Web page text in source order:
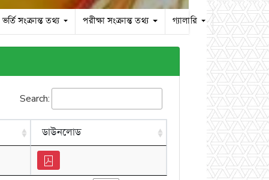
ভর্তি সংক্রান্ত তথ্য পরীক্ষা সংক্রান্ত তথ্য গ্যালারি
Search:
ডাউনলোড